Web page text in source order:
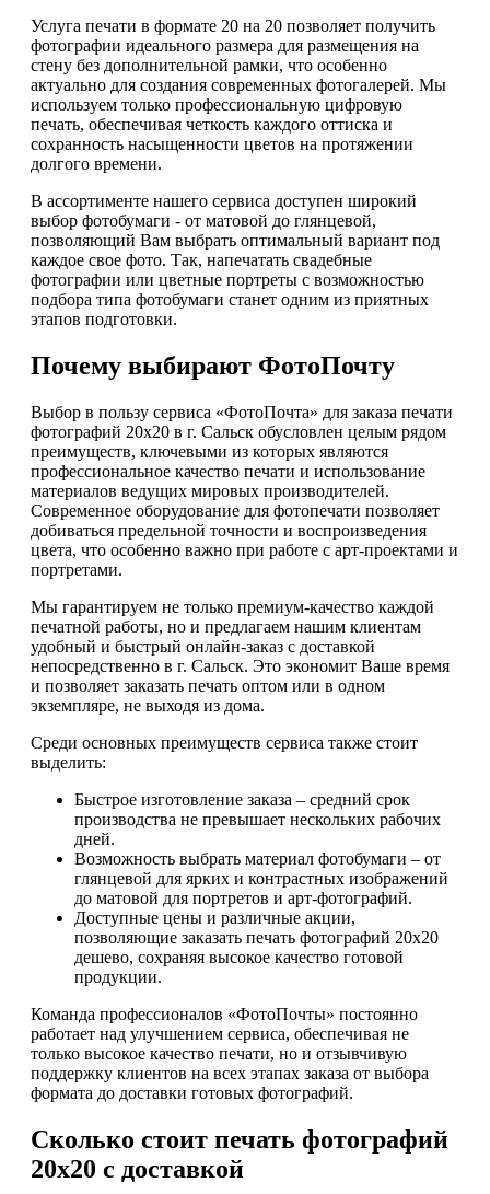
Услуга печати в формате 20 на 20 позволяет получить
фотографии идеального размера для размещения на
стену без дополнительной рамки, что особенно
актуально для создания современных фотогалерей. Мы
используем только профессиональную цифровую
печать, обеспечивая четкость каждого оттиска и
сохранность насыщенности цветов на протяжении
долгого времени.
В ассортименте нашего сервиса доступен широкий
выбор фотобумаги - от матовой до глянцевой,
позволяющий Вам выбрать оптимальный вариант под
каждое свое фото. Так, напечатать свадебные
фотографии или цветные портреты с возможностью
подбора типа фотобумаги станет одним из приятных
этапов подготовки.
Почему выбирают ФотоПочту
Выбор в пользу сервиса «ФотоПочта» для заказа печати
фотографий 20х20 в г. Сальск обусловлен целым рядом
преимуществ, ключевыми из которых являются
профессиональное качество печати и использование
материалов ведущих мировых производителей.
Современное оборудование для фотопечати позволяет
добиваться предельной точности и воспроизведения
цвета, что особенно важно при работе с арт-проектами и
портретами.
Мы гарантируем не только премиум-качество каждой
печатной работы, но и предлагаем нашим клиентам
удобный и быстрый онлайн-заказ с доставкой
непосредственно в г. Сальск. Это экономит Ваше время
и позволяет заказать печать оптом или в одном
экземпляре, не выходя из дома.
Среди основных преимуществ сервиса также стоит
выделить:
Быстрое изготовление заказа – средний срок
производства не превышает нескольких рабочих
дней.
Возможность выбрать материал фотобумаги – от
глянцевой для ярких и контрастных изображений
до матовой для портретов и арт-фотографий.
Доступные цены и различные акции,
позволяющие заказать печать фотографий 20х20
дешево, сохраняя высокое качество готовой
продукции.
Команда профессионалов «ФотоПочты» постоянно
работает над улучшением сервиса, обеспечивая не
только высокое качество печати, но и отзывчивую
поддержку клиентов на всех этапах заказа от выбора
формата до доставки готовых фотографий.
Сколько стоит печать фотографий
20х20 с доставкой